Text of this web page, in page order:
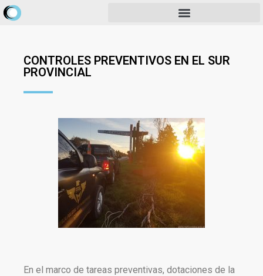
CONTROLES PREVENTIVOS EN EL SUR
PROVINCIAL
En el marco de tareas preventivas, dotaciones de la